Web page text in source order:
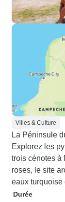
Villes & Culture
La Péninsule
Explorez les
trois cénotes à
roses, le site
eaux turquoise
Durée